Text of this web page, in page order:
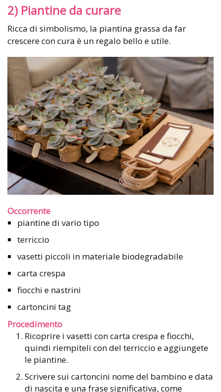
2) Piantine da curare
Ricca di simbolismo, la piantina grassa da far
crescere con cura è un regalo bello e utile.
Occorrente
piantine di vario tipo
terriccio
vasetti piccoli in materiale biodegradabile
carta crespa
fiocchi e nastrini
cartoncini tag
Procedimento
Ricoprire i vasetti con carta crespa e fiocchi,
quindi riempiteli con del terriccio e aggiungete
le piantine.
Scrivere sui cartoncini nome del bambino e data
di nascita e una frase significativa, come